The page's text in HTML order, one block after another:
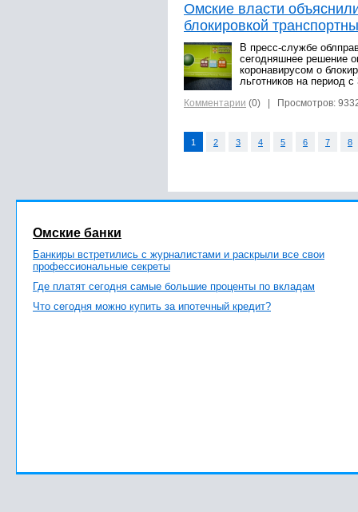
Омские власти
блокировкой
В пресс-службе
сегодняшнее решение
коронавирусом о
льготников на период
Комментарии (0) | Просмотров:
1 2 3 4 5 6 7 8
Омские банки
Банкиры встретились с журналистами и раскрыли все свои
профессиональные секреты
Где платят сегодня самые большие проценты по вкладам
Что сегодня можно купить за ипотечный кредит?